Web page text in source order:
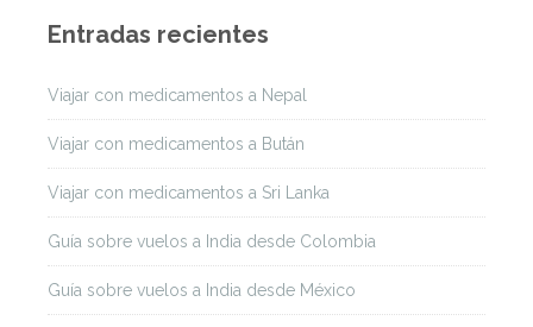
Entradas recientes
Viajar con medicamentos a Nepal
Viajar con medicamentos a Bután
Viajar con medicamentos a Sri Lanka
Guía sobre vuelos a India desde Colombia
Guía sobre vuelos a India desde México